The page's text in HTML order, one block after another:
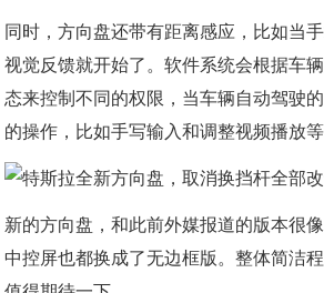
同时，方向盘还带有距离感应，比如当
视觉反馈就开始了。软件系统会根据车
态来控制不同的权限，当车辆自动驾驶
的操作，比如手写输入和调整视频播放等
新的方向盘，和此前外媒报道的版本很
中控屏也都换成了无边框版。整体简洁